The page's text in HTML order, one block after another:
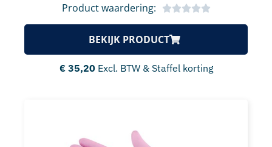
Product waardering:
BEKIJK PRODUCT
€35,20 Excl. BTW & Staffel korting